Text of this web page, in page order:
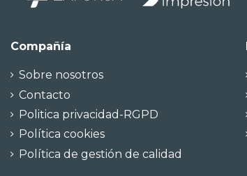
Compañía
Sobre nosotros
Contacto
Politica privacidad-RGPD
Política cookies
Política de gestión de calidad